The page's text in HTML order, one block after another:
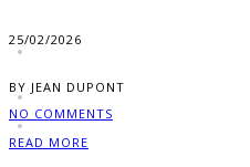
25/02/2026
BY JEAN DUPONT
NO COMMENTS
READ MORE